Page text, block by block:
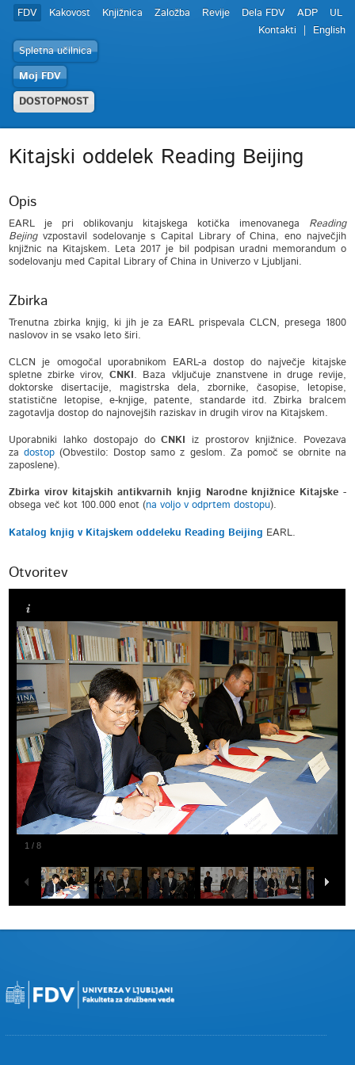
FDV Kakovost Knjižnica Založba Revije Dela FDV ADP
UL
Kontakti
English
Spletna učilnica
Moj FDV
DOSTOPNOST
Kitajski oddelek Reading Beijing
Opis
EARL je pri oblikovanju kitajskega kotička imenovanega
Reading
Bejingvzpostavil sodelovanje s Capital Library of China, eno največjih
knjižnic na Kitajskem. Leta 2017 je bil podpisan uradni memorandum o
sodelovanju med Capital Library of China in Univerzo v Ljubljani.
Zbirka
Trenutna zbirka knjig, ki jih je za EARL prispevala CLCN, presega 1800
naslovov in se vsako leto širi.
CLCN je omogočal uporabnikom EARL-a dostop do največje kitajske
spletne zbirke virov,CNKI . Baza vključuje znanstvene in druge revije,
doktorske disertacije, magistrska dela, zbornike, časopise, letopise,
statistične letopise, e-knjige, patente, standarde itd.
Zbirka bralcem
zagotavlja dostop do najnovejših raziskav in drugih virov na Kitajskem.
Uporabniki lahko dostopajo doCNKI iz prostorov knjižnice. Povezava
zadostop (Obvestilo: Dostop samo z geslom. Za pomoč se obrnite na
zaposlene).
Zbirka virov kitajskih antikvarnih knjig Narodne knjižnice Kitajske-
obsega več kot 100.000 enot (na voljo v odprtem dostopu).
Katalog knjig v Kitajskem oddeleku Reading Beijing EARL.
Otvoritev
1 /8